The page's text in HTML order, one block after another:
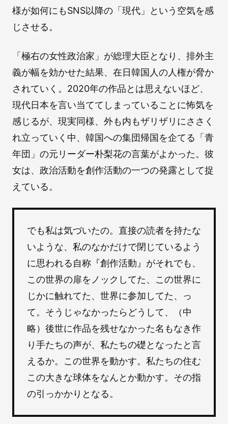
様が如何にもSNS以降の「現代」という空気を感
じさせる。
「極右の女性政治家」が総理大臣となり、排外主
義が幅を効かせた結果、在日韓国人の人権が脅か
されていく。2020年の作品とは思えないほど、
現代日本を言い当ててしまっていることに怖気を
感じるが、現実同様、外も内もザリザリにささく
れ立っていく中、韓国への集団帰国を企てる「青
年団」の元リーダー朴梨花の言葉がよかった。彼
女は、政治活動を創作活動の一つの発露として捉
えている。
でも私は気づいたの。直接の読者を持たな
いような、私のなかだけで閉じているよう
に思われる自称『創作活動』がそれでも、
この世界の扉をノックしてた、この世界に
じかに触れてた、世界に参加してた、っ
て。そうじゃなかったらどうして、（中
略）後世に作品を残せなかった名もなき作
り手たちの声が、私たちの礎となったと言
えるか。この世界を動かす。私たちの住む
この大きな球体をなんとか動かす。その指
の引っかかりとなる。